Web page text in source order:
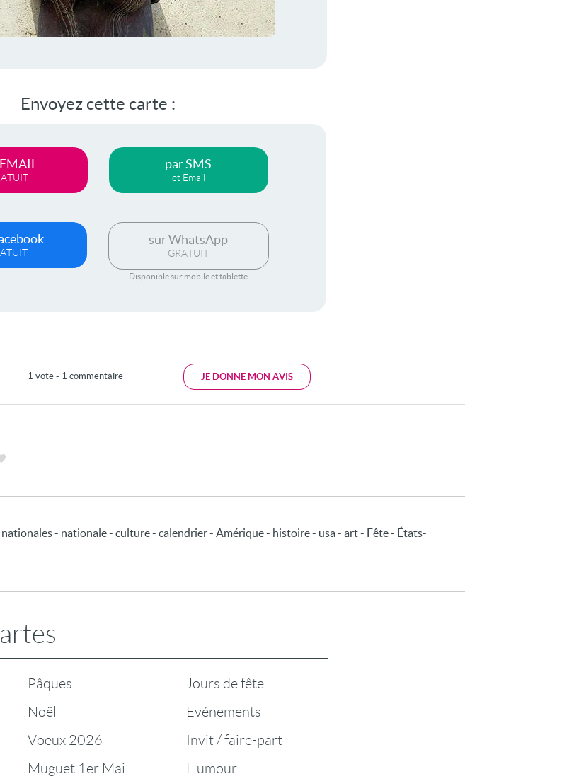
Envoyez cette carte :
par SMS
et Email
sur WhatsApp
GRATUIT
Disponible sur mobile et tablette
1 vote - 1 commentaire JE DONNE MON AVIS
- nationale - culture - calendrier - Amérique - histoire - usa - art - Fête - États-
Pâques
Noël
Voeux 2026
Muguet 1er Mai
Jours de fête
Evénements
Invit / faire-part
Humour